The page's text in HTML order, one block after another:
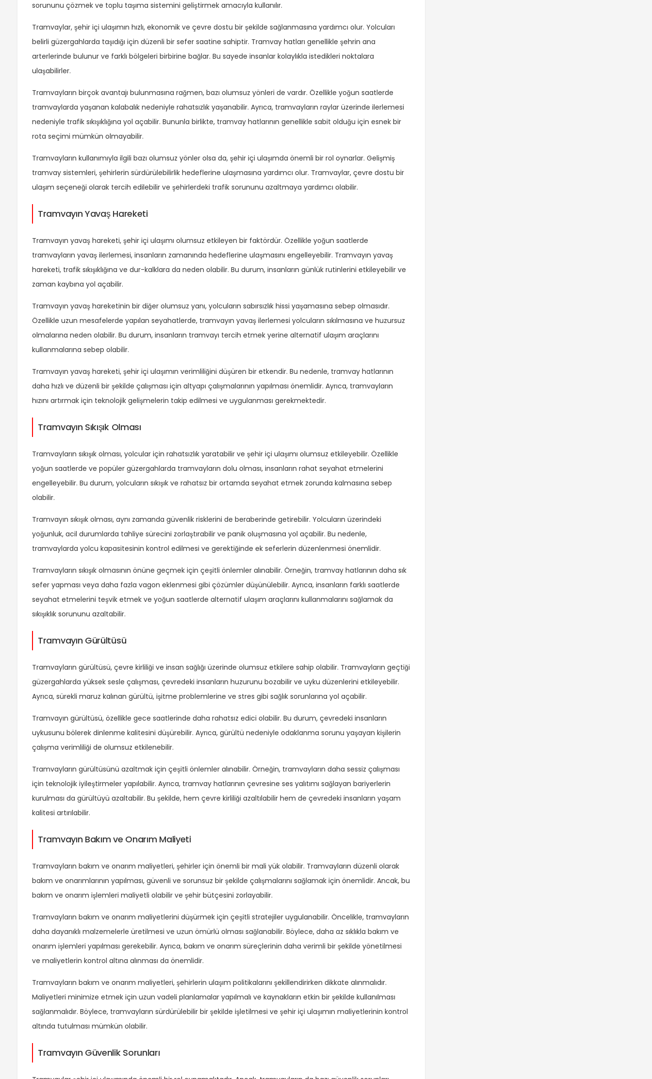
sorununu çözmek ve toplu taşıma sistemini geliştirmek amacıyla kullanılır.
Tramvaylar, şehir içi ulaşımın hızlı, ekonomik ve çevre dostu bir şekilde sağlanmasına yardımcı olur. Yolcuları
belirli güzergahlarda taşıdığı için düzenli bir sefer saatine sahiptir. Tramvay hatları genellikle şehrin ana
arterlerinde bulunur ve farklı bölgeleri birbirine bağlar. Bu sayede insanlar kolaylıkla istedikleri noktalara
ulaşabilirler.
Tramvayların birçok avantajı bulunmasına rağmen, bazı olumsuz yönleri de vardır. Özellikle yoğun saatlerde
tramvaylarda yaşanan kalabalık nedeniyle rahatsızlık yaşanabilir. Ayrıca, tramvayların raylar üzerinde ilerlemesi
nedeniyle trafik sıkışıklığına yol açabilir. Bununla birlikte, tramvay hatlarının genellikle sabit olduğu için esnek bir
rota seçimi mümkün olmayabilir.
Tramvayların kullanımıyla ilgili bazı olumsuz yönler olsa da, şehir içi ulaşımda önemli bir rol oynarlar. Gelişmiş
tramvay sistemleri, şehirlerin sürdürülebilirlik hedeflerine ulaşmasına yardımcı olur. Tramvaylar, çevre dostu bir
ulaşım seçeneği olarak tercih edilebilir ve şehirlerdeki trafik sorununu azaltmaya yardımcı olabilir.
Tramvayın Yavaş Hareketi
Tramvayın yavaş hareketi, şehir içi ulaşımı olumsuz etkileyen bir faktördür. Özellikle yoğun saatlerde
tramvayların yavaş ilerlemesi, insanların zamanında hedeflerine ulaşmasını engelleyebilir. Tramvayın yavaş
hareketi, trafik sıkışıklığına ve dur-kalklara da neden olabilir. Bu durum, insanların günlük rutinlerini etkileyebilir ve
zaman kaybına yol açabilir.
Tramvayın yavaş hareketinin bir diğer olumsuz yanı, yolcuların sabırsızlık hissi yaşamasına sebep olmasıdır.
Özellikle uzun mesafelerde yapılan seyahatlerde, tramvayın yavaş ilerlemesi yolcuların sıkılmasına ve huzursuz
olmalarına neden olabilir. Bu durum, insanların tramvayı tercih etmek yerine alternatif ulaşım araçlarını
kullanmalarına sebep olabilir.
Tramvayın yavaş hareketi, şehir içi ulaşımın verimliliğini düşüren bir etkendir. Bu nedenle, tramvay hatlarının
daha hızlı ve düzenli bir şekilde çalışması için altyapı çalışmalarının yapılması önemlidir. Ayrıca, tramvayların
hızını artırmak için teknolojik gelişmelerin takip edilmesi ve uygulanması gerekmektedir.
Tramvayın Sıkışık Olması
Tramvayların sıkışık olması, yolcular için rahatsızlık yaratabilir ve şehir içi ulaşımı olumsuz etkileyebilir. Özellikle
yoğun saatlerde ve popüler güzergahlarda tramvayların dolu olması, insanların rahat seyahat etmelerini
engelleyebilir. Bu durum, yolcuların sıkışık ve rahatsız bir ortamda seyahat etmek zorunda kalmasına sebep
olabilir.
Tramvayın sıkışık olması, aynı zamanda güvenlik risklerini de beraberinde getirebilir. Yolcuların üzerindeki
yoğunluk, acil durumlarda tahliye sürecini zorlaştırabilir ve panik oluşmasına yol açabilir. Bu nedenle,
tramvaylarda yolcu kapasitesinin kontrol edilmesi ve gerektiğinde ek seferlerin düzenlenmesi önemlidir.
Tramvayların sıkışık olmasının önüne geçmek için çeşitli önlemler alınabilir. Örneğin, tramvay hatlarının daha sık
sefer yapması veya daha fazla vagon eklenmesi gibi çözümler düşünülebilir. Ayrıca, insanların farklı saatlerde
seyahat etmelerini teşvik etmek ve yoğun saatlerde alternatif ulaşım araçlarını kullanmalarını sağlamak da
sıkışıklık sorununu azaltabilir.
Tramvayın Gürültüsü
Tramvayların gürültüsü, çevre kirliliği ve insan sağlığı üzerinde olumsuz etkilere sahip olabilir. Tramvayların geçtiği
güzergahlarda yüksek sesle çalışması, çevredeki insanların huzurunu bozabilir ve uyku düzenlerini etkileyebilir.
Ayrıca, sürekli maruz kalınan gürültü, işitme problemlerine ve stres gibi sağlık sorunlarına yol açabilir.
Tramvayın gürültüsü, özellikle gece saatlerinde daha rahatsız edici olabilir. Bu durum, çevredeki insanların
uykusunu bölerek dinlenme kalitesini düşürebilir. Ayrıca, gürültü nedeniyle odaklanma sorunu yaşayan kişilerin
çalışma verimliliği de olumsuz etkilenebilir.
Tramvayların gürültüsünü azaltmak için çeşitli önlemler alınabilir. Örneğin, tramvayların daha sessiz çalışması
için teknolojik iyileştirmeler yapılabilir. Ayrıca, tramvay hatlarının çevresine ses yalıtımı sağlayan bariyerlerin
kurulması da gürültüyü azaltabilir. Bu şekilde, hem çevre kirliliği azaltılabilir hem de çevredeki insanların yaşam
kalitesi artırılabilir.
Tramvayın Bakım ve Onarım Maliyeti
Tramvayların bakım ve onarım maliyetleri, şehirler için önemli bir mali yük olabilir. Tramvayların düzenli olarak
bakım ve onarımlarının yapılması, güvenli ve sorunsuz bir şekilde çalışmalarını sağlamak için önemlidir. Ancak, bu
bakım ve onarım işlemleri maliyetli olabilir ve şehir bütçesini zorlayabilir.
Tramvayların bakım ve onarım maliyetlerini düşürmek için çeşitli stratejiler uygulanabilir. Öncelikle, tramvayların
daha dayanıklı malzemelerle üretilmesi ve uzun ömürlü olması sağlanabilir. Böylece, daha az sıklıkla bakım ve
onarım işlemleri yapılması gerekebilir. Ayrıca, bakım ve onarım süreçlerinin daha verimli bir şekilde yönetilmesi
ve maliyetlerin kontrol altına alınması da önemlidir.
Tramvayların bakım ve onarım maliyetleri, şehirlerin ulaşım politikalarını şekillendirirken dikkate alınmalıdır.
Maliyetleri minimize etmek için uzun vadeli planlamalar yapılmalı ve kaynakların etkin bir şekilde kullanılması
sağlanmalıdır. Böylece, tramvayların sürdürülebilir bir şekilde işletilmesi ve şehir içi ulaşımın maliyetlerinin kontrol
altında tutulması mümkün olabilir.
Tramvayın Güvenlik Sorunları